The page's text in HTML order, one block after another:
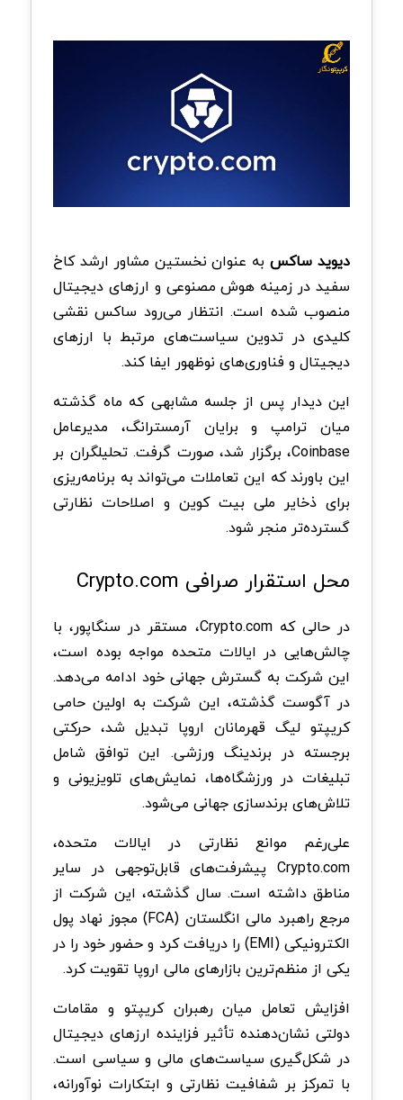
دیوید ساکسبه عنوان نخستین مشاور ارشد کاخ
سفید در زمینه هوش مصنوعی و ارزهای دیجیتال
منصوب شده است. انتظار می‌رود ساکس نقشی
کلیدی در تدوین سیاست‌های مرتبط با ارزهای
دیجیتال و فناوری‌های نوظهور ایفا کند.
این دیدار پس از جلسه مشابهی که ماه گذشته
میان ترامپ و برایان آرمسترانگ، مدیرعامل
Coinbase، برگزار شد، صورت گرفت. تحلیلگران بر
این باورند که این تعاملات می‌تواند به برنامه‌ریزی
برای ذخایر ملی بیت کوین و اصلاحات نظارتی
گسترده‌تر منجر شود.
محل استقرار صرافی Crypto.com
در حالی که Crypto.com، مستقر در سنگاپور، با
چالش‌هایی در ایالات متحده مواجه بوده است،
این شرکت به گسترش جهانی خود ادامه می‌دهد.
در آگوست گذشته، این شرکت به اولین حامی
کریپتو لیگ قهرمانان اروپا تبدیل شد، حرکتی
برجسته در برندینگ ورزشی. این توافق شامل
تبلیغات در ورزشگاه‌ها، نمایش‌های تلویزیونی و
تلاش‌های برندسازی جهانی می‌شود.
علی‌رغم موانع نظارتی در ایالات متحده،
Crypto.com پیشرفت‌های قابل‌توجهی در سایر
مناطق داشته است. سال گذشته، این شرکت از
مرجع راهبرد مالی انگلستان (FCA) مجوز نهاد پول
الکترونیکی (EMI) را دریافت کرد و حضور خود را در
یکی از منظم‌ترین بازارهای مالی اروپا تقویت کرد.
افزایش تعامل میان رهبران کریپتو و مقامات
دولتی نشان‌دهنده تأثیر فزاینده ارزهای دیجیتال
در شکل‌گیری سیاست‌های مالی و سیاسی است.
با تمرکز بر شفافیت نظارتی و ابتکارات نوآورانه،